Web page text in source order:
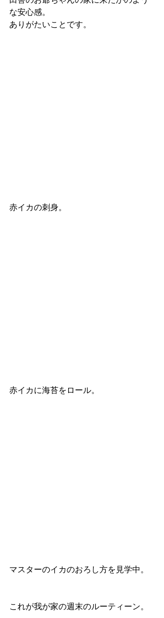
な安心感。
ありがたいことです。
赤イカの刺身。
赤イカに海苔をロール。
マスターのイカのおろし方を見学中。
これが我が家の週末のルーティーン。